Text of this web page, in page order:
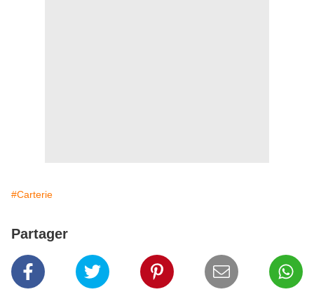
#Carterie
Partager